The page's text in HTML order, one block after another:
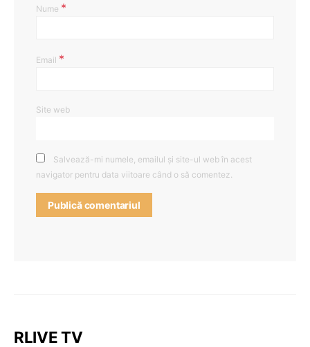
Nume *
Email *
Site web
Salvează-mi numele, emailul și site-ul web în acest
navigator pentru data viitoare când o să comentez.
RLIVE TV